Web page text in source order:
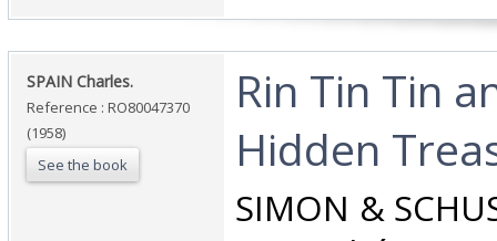
‎SPAIN Charles.‎
Reference : RO80047370
(1958)
See the book
‎Rin Tin Tin
Hidden
‎SIMON &